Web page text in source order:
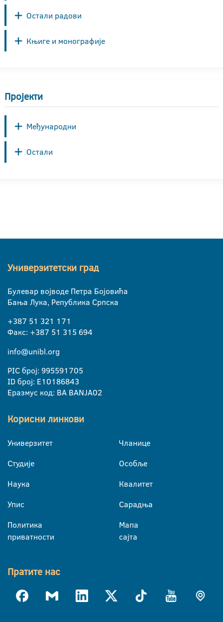
Остали радови
Књиге и монографије
Пројекти
Међународни
Остали
Универзитетски град
Булевар војводе Петра Бојовића
Бања Лука, Република Српска
+387 51 321 171
Факс: +387 51 315 694
info@unibl.org
PIC број: 995591705
ID број: E10186843
Еразмус код: BA BANJA02
Корисни линкови
Универзитет
Студије
Наука
Упис
Политика
приватности
Чланице
Особље
Квалитет
Сарадња
Мапа
сајта
Пратите нас